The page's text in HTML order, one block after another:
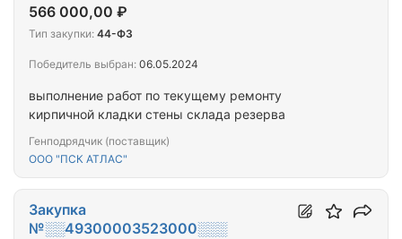
выполнение работ по текущему ремонту
кирпичной кладки стены склада резерва
Генподрядчик (поставщик)
ООО "ПСК АТЛАС"
566 000,00 ₽
Тип закупки: 44-ФЗ
Победитель выбран: 06.05.2024
Закупка
№░░49300003523000░░░